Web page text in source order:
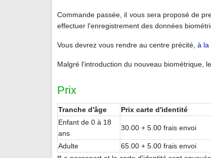
Commande passée, il vous sera proposé de
effectuer l'enregistrement des données
Vous devrez vous rendre au centre précité, à la
Malgré l'introduction du nouveau biométrique,
Prix
Tranche d'âge Prix carte d'identité
Enfant de 0 à 18
ans
30.00 + 5.00 frais envoi
Adulte 65.00 + 5.00 frais envoi